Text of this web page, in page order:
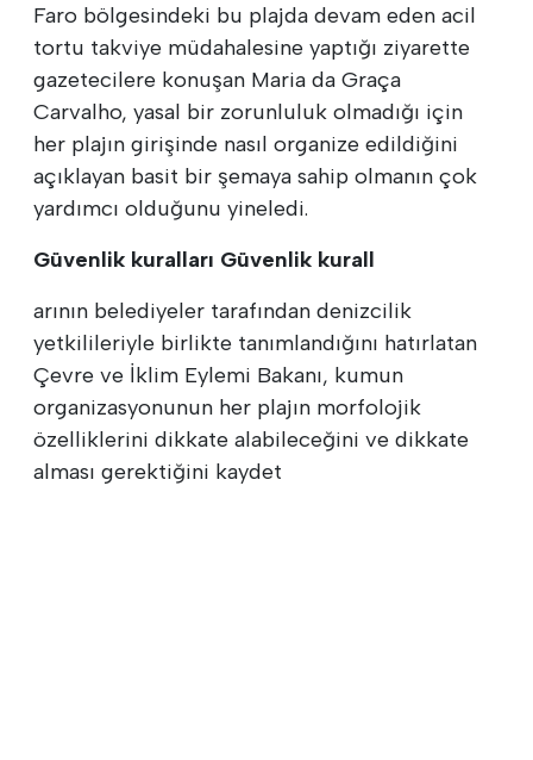
Faro bölgesindeki bu plajda devam eden acil
tortu takviye müdahalesine yaptığı ziyarette
gazetecilere konuşan Maria da Graça
Carvalho, yasal bir zorunluluk olmadığı için
her plajın girişinde nasıl organize edildiğini
açıklayan basit bir şemaya sahip olmanın çok
yardımcı olduğunu yineledi.
Güvenlik kuralları Güvenlik kurall
arının belediyeler tarafından denizcilik
yetkilileriyle birlikte tanımlandığını hatırlatan
Çevre ve İklim Eylemi Bakanı, kumun
organizasyonunun her plajın morfolojik
özelliklerini dikkate alabileceğini ve dikkate
alması gerektiğini kaydet